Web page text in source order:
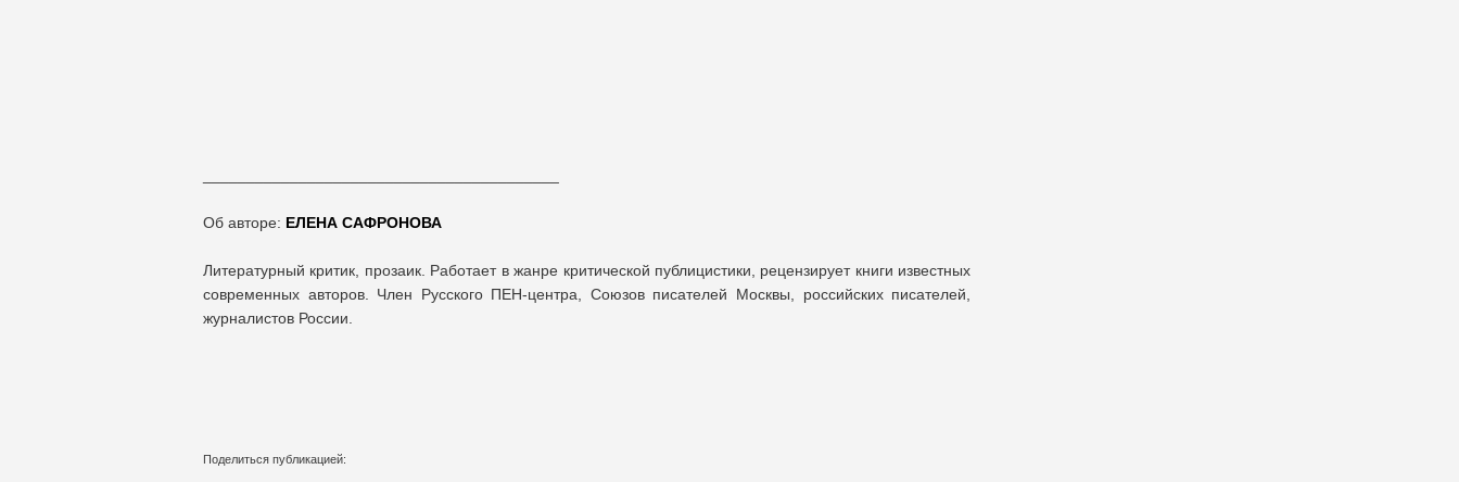
Об авторе: ЕЛЕНА САФРОНОВА
Литературный критик, прозаик. Работает в жанре критической публицистики, рецензирует книги известных
современных авторов. Член Русского ПЕН-центра, Союзов писателей Москвы, российских писателей,
журналистов России.
Поделиться публикацией: